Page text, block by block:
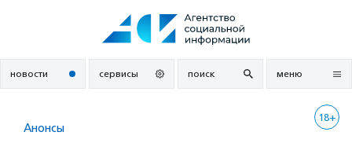
новости сервисы поиск меню
18+
Анонсы